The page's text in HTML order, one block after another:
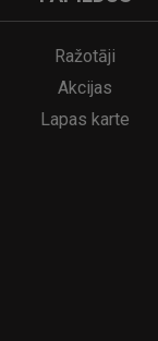
29.95€
Ražotāji
Akcijas
Lapas karte